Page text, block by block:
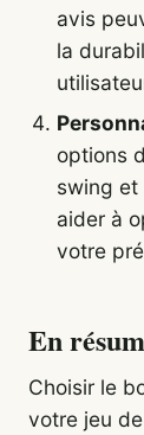
avis
la
options
swing et
aider à
votre
En
Choisir le
votre jeu